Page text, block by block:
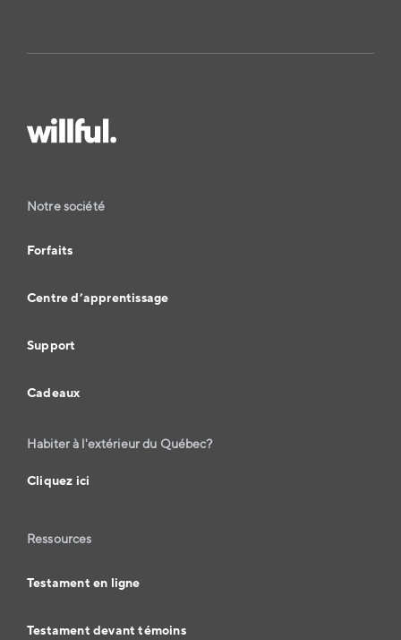
Notre société
Forfaits
Centre d’apprentissage
Support
Cadeaux
Habiter à l'extérieur du Québec?
Cliquez ici
Ressources
Testament en ligne
Testament devant témoins